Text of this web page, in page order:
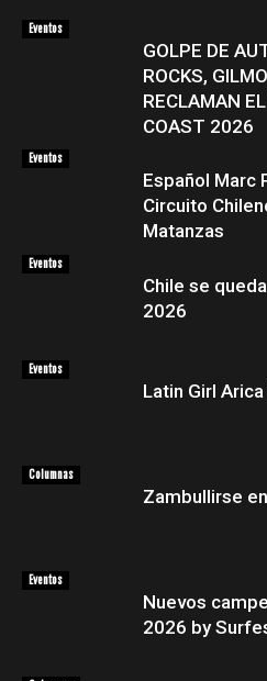
Eventos
GOLPE DE
ROCKS,
RECLAMAN
COAST 2026
Eventos
Español Marc
Circuito
Matanzas
Eventos
Chile se
2026
Eventos
Latin Girl
Columnas
Zambullirse
Eventos
Nuevos
2026 by